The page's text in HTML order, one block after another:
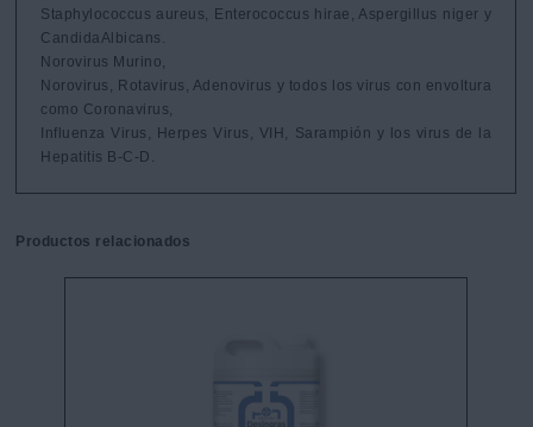
Staphylococcus aureus, Enterococcus hirae, Aspergillus niger y
CandidaAlbicans.
Norovirus Murino,
Norovirus, Rotavirus, Adenovirus y todos los virus con envoltura
como Coronavirus,
Influenza Virus, Herpes Virus, VIH, Sarampión y los virus de la
Hepatitis B-C-D.
Productos relacionados